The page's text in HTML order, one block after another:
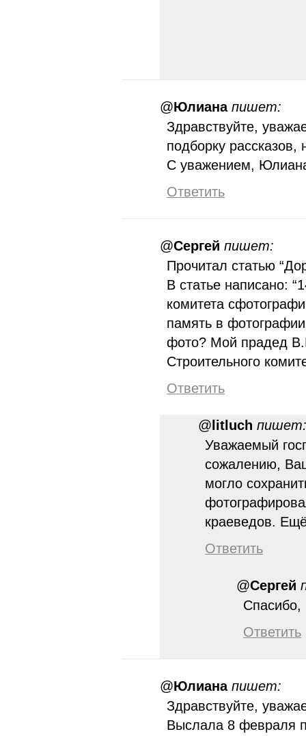
@Юлиана пишет:
Здравствуйте,
подборку
С уважением,
Ответить
@Сергей пишет:
Прочитал статью
В статье написано:
комитета
память в
фото? Мой прадед
Строительного
Ответить
@ litluch пишет:
Уважаемый
сожалению,
могло
краеведов.
Ответить
@Сергей
Спасибо,
Ответить
@Юлиана пишет:
Здравствуйте,
Выслала 8 февраля